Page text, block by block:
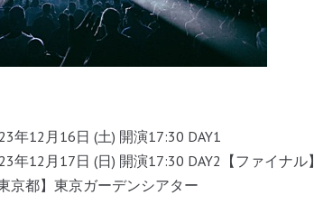
年12月16日 (土) 開演17:30 DAY1
年12月17日 (日) 開演17:30 DAY2【ファイナル】
京都】東京ガーデンシアター